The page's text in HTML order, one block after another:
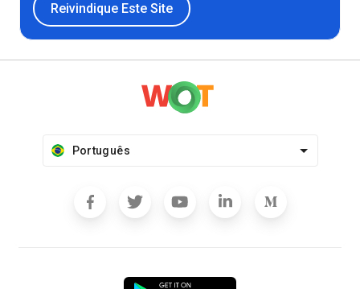
Reivindique Este Site
Português